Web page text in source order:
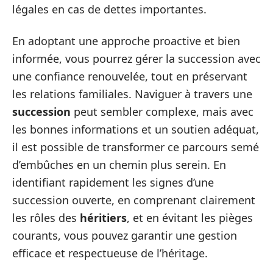
légales en cas de dettes importantes.
En adoptant une approche proactive et bien
informée, vous pourrez gérer la succession avec
une confiance renouvelée, tout en préservant
les relations familiales. Naviguer à travers une
succession peut sembler complexe, mais avec
les bonnes informations et un soutien adéquat,
il est possible de transformer ce parcours semé
d’embûches en un chemin plus serein. En
identifiant rapidement les signes d’une
succession ouverte, en comprenant clairement
les rôles des héritiers, et en évitant les pièges
courants, vous pouvez garantir une gestion
efficace et respectueuse de l’héritage.